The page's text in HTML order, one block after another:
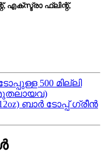
എക്സ്ട്രാ ഫ്ലിന്റ്,
500 മില്ലി
മുതലായവ)
ബാർ ടോപ്പ് ഗ്രീൻ